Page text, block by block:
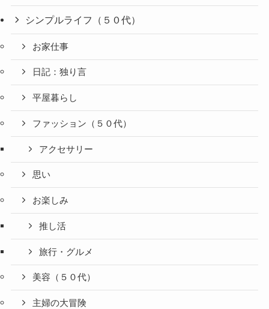
シンプルライフ（５０代）
お家仕事
日記：独り言
平屋暮らし
ファッション（５０代）
アクセサリー
思い
お楽しみ
推し活
旅行・グルメ
美容（５０代）
主婦の大冒険